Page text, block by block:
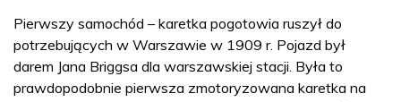
Pierwszy samochód – karetka pogotowia ruszył do
potrzebujących w Warszawie w 1909 r. Pojazd był
darem Jana Briggsa dla warszawskiej stacji. Była to
prawdopodobnie pierwsza zmotoryzowana karetka na